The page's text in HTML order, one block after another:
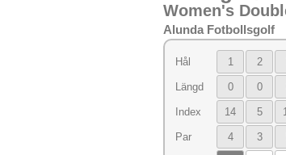
Women's
Alunda Fotbollsgolf
Hål 1 2
Längd 0 0
Index 14 5
Par 4 3